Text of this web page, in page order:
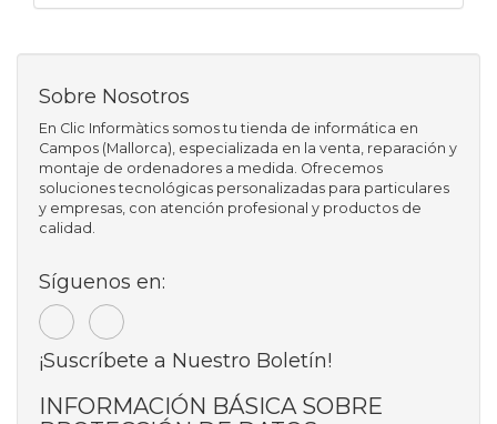
Sobre Nosotros
En Clic Informàtics somos tu tienda de informática en
Campos (Mallorca), especializada en la venta, reparación y
montaje de ordenadores a medida. Ofrecemos
soluciones tecnológicas personalizadas para particulares
y empresas, con atención profesional y productos de
calidad.
Síguenos en:
¡Suscríbete a Nuestro Boletín!
INFORMACIÓN BÁSICA SOBRE